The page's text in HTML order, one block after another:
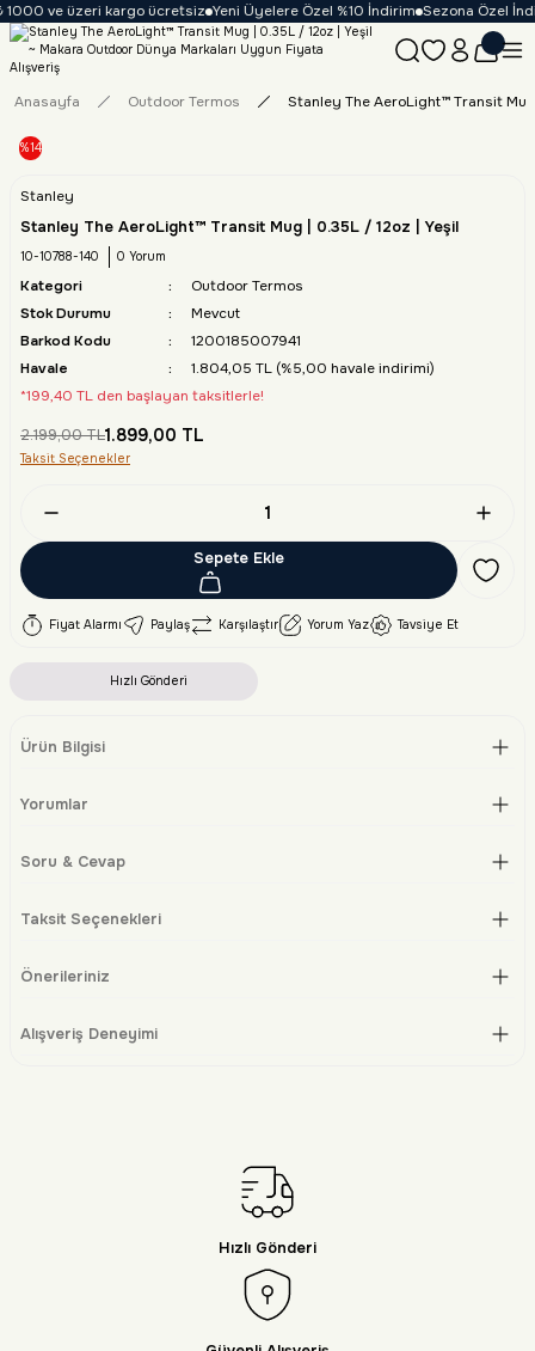
ve üzeri kargo ücretsiz Yeni Üyelere Özel %10 İndirim Sezona Özel
Anasayfa Outdoor Termos Stanley The AeroLight™ Transit
%14
Stanley
Stanley The AeroLight™ Transit Mug | 0.35L / 12oz | Yeşil
10-10788-140 0 Yorum
Kategori
Outdoor Termos
Stok Durumu
Mevcut
Barkod Kodu
1200185007941
Havale
1.804,05 TL (%5,00 havale indirimi)
*199,40 TL den başlayan taksitlerle!
2.199,00 TL1.899,00 TL
Taksit Seçenekler
Sepete Ekle
Fiyat Alarmı Paylaş Karşılaştır Yorum Yaz Tavsiye Et
Hızlı Gönderi
Ürün Bilgisi
Yorumlar
Soru & Cevap
Taksit Seçenekleri
Önerileriniz
Alışveriş Deneyimi
Hızlı Gönderi